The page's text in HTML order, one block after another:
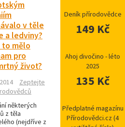
v těle
a ledviny?
to mělo
pro
život?
Zeptejte
některých
z těla
(nejdříve z
Deník přírodovědce
149 Kč
Ahoj divočino - léto
2025
135 Kč
Předplatné magazínu
Přírodovědci.cz (4